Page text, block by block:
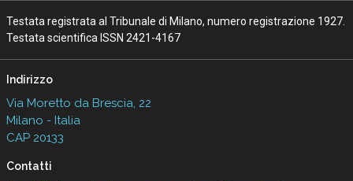
Testata registrata al Tribunale di Milano, numero registrazione 1927.
Testata scientifica ISSN 2421-4167
Indirizzo
Via Moretto da Brescia, 22
Milano - Italia
CAP 20133
Contatti